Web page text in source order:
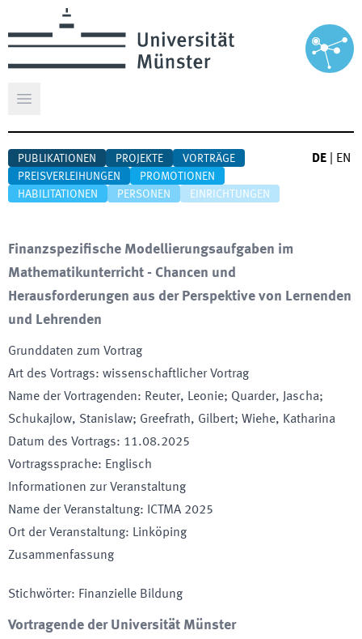
Hauptmenü öffnen
PUBLIKATIONEN PROJEKTE
VORTRÄGE
PREISVERLEIHUNGEN
PROMOTIONEN
HABILITATIONEN
PERSONEN EINRICHTUNGEN
DE EN
Finanzspezifische Modellierungsaufgaben im
Mathematikunterricht - Chancen und
Herausforderungen aus der Perspektive von Lernenden
und Lehrenden
Grunddaten zum Vortrag
Art des Vortrags: wissenschaftlicher Vortrag
Name der Vortragenden: Reuter, Leonie; Quarder, Jascha;
Schukajlow, Stanislaw; Greefrath, Gilbert; Wiehe, Katharina
Datum des Vortrags: 11.08.2025
Vortragssprache: Englisch
Informationen zur Veranstaltung
Name der Veranstaltung:
ICTMA 2025
Ort der Veranstaltung: Linköping
Zusammenfassung
Stichwörter: Finanzielle Bildung
Vortragende der Universität Münster